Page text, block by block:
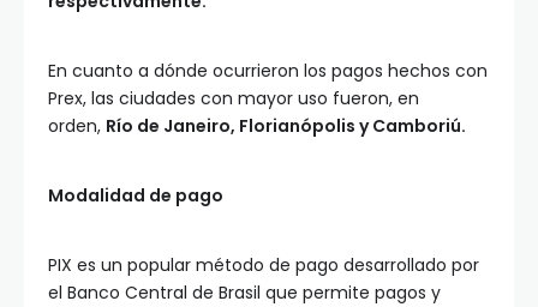
En cuanto a dónde ocurrieron los pagos hechos con
Prex, las ciudades con mayor uso fueron, en
orden, Río de Janeiro, Florianópolis y Camboriú.
Modalidad de pago
PIX es un popular método de pago desarrollado por
el Banco Central de Brasil que permite pagos y